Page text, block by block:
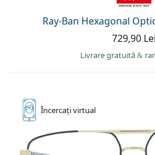
Ray-Ban Hexagonal
729,90 Lei
Livrare gratuită&
Încercațivirtual